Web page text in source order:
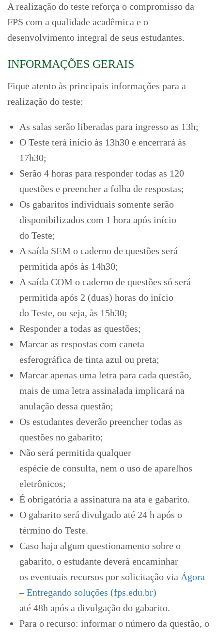
A realização do teste reforça o compromisso da
FPS com a qualidade acadêmica e o
desenvolvimento integral de seus estudantes.
INFORMAÇÕES GERAIS
Fique atento às principais informações para a
realização do teste:
As salas serão liberadas para ingresso as 13h;
O Teste terá início às 13h30 e encerrará às
17h30;
Serão 4 horas para responder todas as 120
questões e preencher a folha de respostas;
Os gabaritos individuais somente serão
disponibilizados com 1 hora após início
do Teste;
A saída SEM o caderno de questões será
permitida após às 14h30;
A saída COM o caderno de questões só será
permitida após 2 (duas) horas do início
do Teste, ou seja, às 15h30;
Responder a todas as questões;
Marcar as respostas com caneta
esferográfica de tinta azul ou preta;
Marcar apenas uma letra para cada questão,
mais de uma letra assinalada implicará na
anulação dessa questão;
Os estudantes deverão preencher todas as
questões no gabarito;
Não será permitida qualquer
espécie de consulta, nem o uso de aparelhos
eletrônicos;
É obrigatória a assinatura na ata e gabarito.
O gabarito será divulgado até 24 h após o
término do Teste.
Caso haja algum questionamento sobre o
gabarito, o estudante deverá encaminhar
os eventuais recursos por solicitação via Ágora
– Entregando soluções (fps.edu.br)
até 48h após a divulgação do gabarito.
Para o recurso: informar o número da questão, o